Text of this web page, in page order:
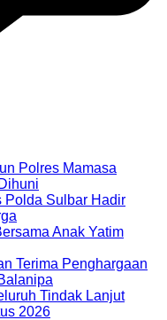
Polres Mamasa
Polda Sulbar Hadir
Anak Yatim
Terima Penghargaan
Tindak Lanjut
2026